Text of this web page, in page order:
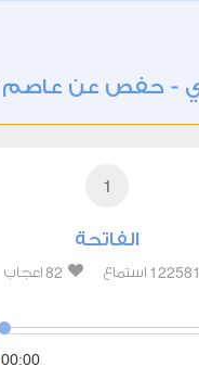
- حفص عن عاصم
1
الفاتحة
استماع 82 اعجاب
00:00